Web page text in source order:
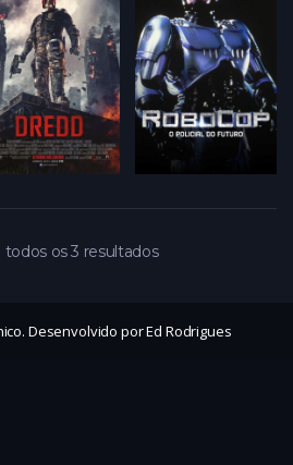
todos os 3 resultados
Desenvolvido por Ed Rodrigues